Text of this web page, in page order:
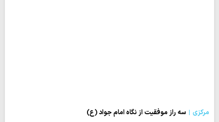
مرکزی
سه راز موفقیت از نگاه امام جواد (ع)